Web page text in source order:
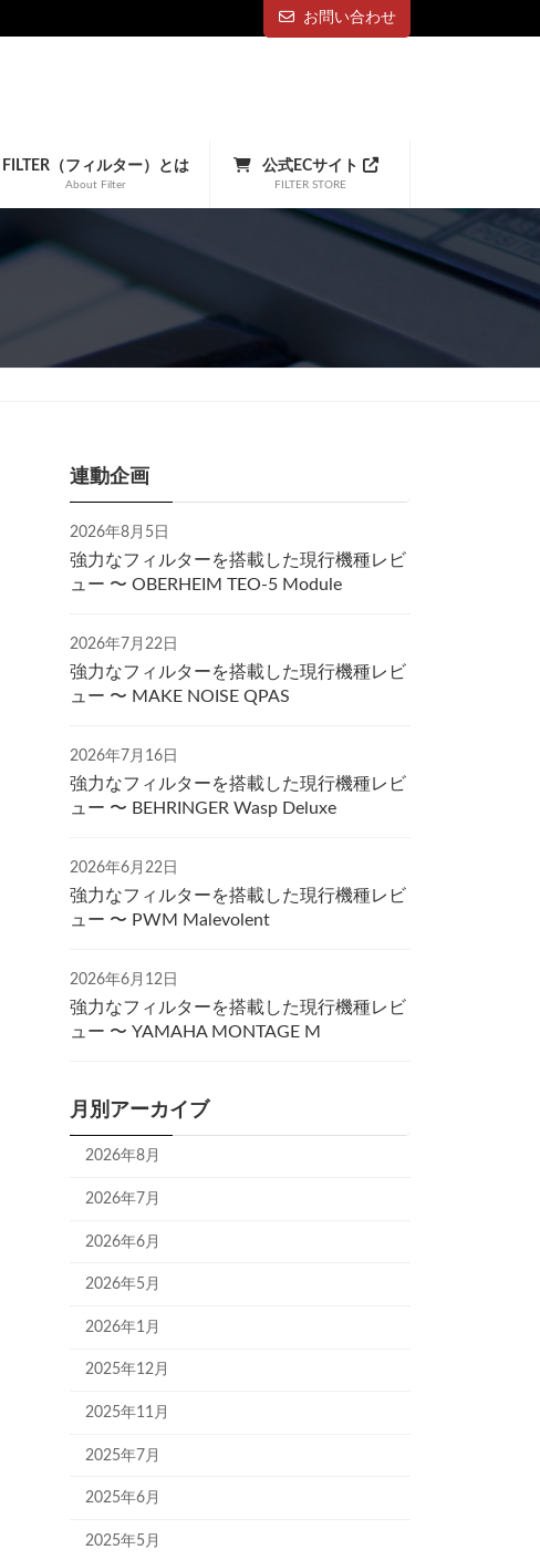
お問い合わせ
FILTER（フィルター）とは
About Filter
公式ECサイト
FILTER STORE
連動企画
2026年8月5日
強力なフィルターを搭載した現行機種レビ
ュー 〜 OBERHEIM TEO-5 Module
2026年7月22日
強力なフィルターを搭載した現行機種レビ
ュー 〜 MAKE NOISE QPAS
2026年7月16日
強力なフィルターを搭載した現行機種レビ
ュー 〜 BEHRINGER Wasp Deluxe
2026年6月22日
強力なフィルターを搭載した現行機種レビ
ュー 〜 PWM Malevolent
2026年6月12日
強力なフィルターを搭載した現行機種レビ
ュー 〜 YAMAHA MONTAGE M
月別アーカイブ
2026年8月
2026年7月
2026年6月
2026年5月
2026年1月
2025年12月
2025年11月
2025年7月
2025年6月
2025年5月